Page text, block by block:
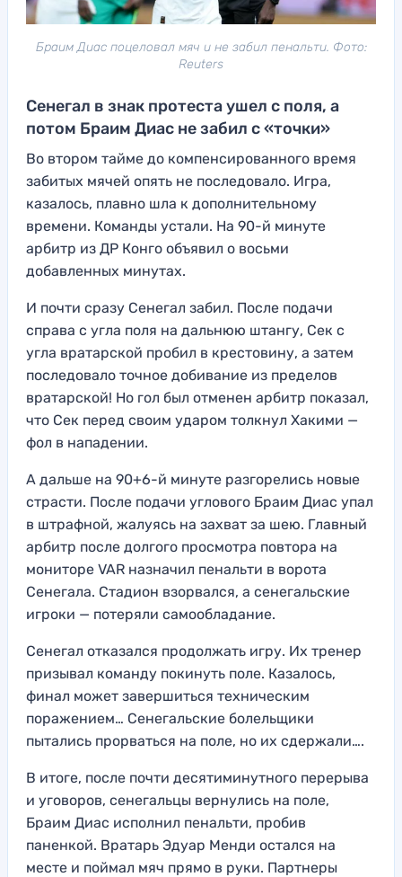
Браим Диас поцеловал мяч и не забил пенальти. Фото:
Reuters
Сенегал в знак протеста ушел с поля, а
потом Браим Диас не забил с «точки»
Во втором тайме до компенсированного время
забитых мячей опять не последовало. Игра,
казалось, плавно шла к дополнительному
времени. Команды устали. На 90-й минуте
арбитр из ДР Конго объявил о восьми
добавленных минутах.
И почти сразу Сенегал забил. После подачи
справа с угла поля на дальнюю штангу, Сек с
угла вратарской пробил в крестовину, а затем
последовало точное добивание из пределов
вратарской! Но гол был отменен арбитр показал,
что Сек перед своим ударом толкнул Хакими —
фол в нападении.
А дальше на 90+6-й минуте разгорелись новые
страсти. После подачи углового Браим Диас упал
в штрафной, жалуясь на захват за шею. Главный
арбитр после долгого просмотра повтора на
мониторе VAR назначил пенальти в ворота
Сенегала. Стадион взорвался, а сенегальские
игроки — потеряли самообладание.
Сенегал отказался продолжать игру. Их тренер
призывал команду покинуть поле. Казалось,
финал может завершиться техническим
поражением… Сенегальские болельщики
пытались прорваться на поле, но их сдержали….
В итоге, после почти десятиминутного перерыва
и уговоров, сенегальцы вернулись на поле,
Браим Диас исполнил пенальти, пробив
паненкой. Вратарь Эдуар Менди остался на
месте и поймал мяч прямо в руки. Партнеры